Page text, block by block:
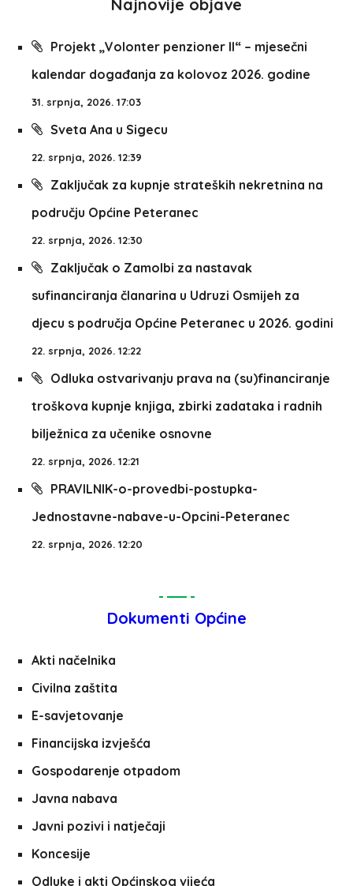
Najnovije objave
Projekt „Volonter penzioner II“ – mjesečni
kalendar događanja za kolovoz 2026. godine
31. srpnja, 2026. 17:03
Sveta Ana u Sigecu
22. srpnja, 2026. 12:39
Zaključak za kupnje strateških nekretnina na
području Općine Peteranec
22. srpnja, 2026. 12:30
Zaključak o Zamolbi za nastavak
sufinanciranja članarina u Udruzi Osmijeh za
djecu s područja Općine Peteranec u 2026. godini
22. srpnja, 2026. 12:22
Odluka ostvarivanju prava na (su)financiranje
troškova kupnje knjiga, zbirki zadataka i radnih
bilježnica za učenike osnovne
22. srpnja, 2026. 12:21
PRAVILNIK-o-provedbi-postupka-
Jednostavne-nabave-u-Opcini-Peteranec
22. srpnja, 2026. 12:20
Dokumenti Općine
Akti načelnika
Civilna zaštita
E-savjetovanje
Financijska izvješća
Gospodarenje otpadom
Javna nabava
Javni pozivi i natječaji
Koncesije
Odluke i akti Općinskog vijeća